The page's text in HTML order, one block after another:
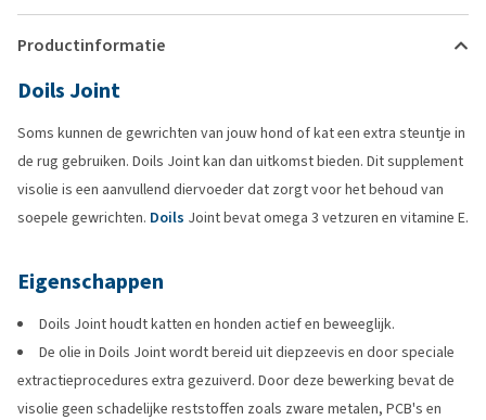
Productinformatie
Doils Joint
Soms kunnen de gewrichten van jouw hond of kat een extra steuntje in
de rug gebruiken. Doils Joint kan dan uitkomst bieden. Dit supplement
visolie is een aanvullend diervoeder dat zorgt voor het behoud van
soepele gewrichten. Doils Joint bevat omega 3 vetzuren en vitamine E.
Eigenschappen
Doils Joint houdt katten en honden actief en beweeglijk.
De olie in Doils Joint wordt bereid uit diepzeevis en door speciale
extractieprocedures extra gezuiverd. Door deze bewerking bevat de
visolie geen schadelijke reststoffen zoals zware metalen, PCB's en